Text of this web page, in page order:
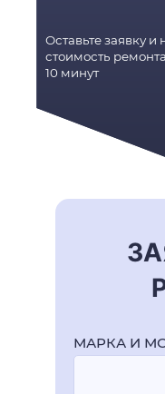
Оставьте заявку
стоимость
10 минут
МАРКА И